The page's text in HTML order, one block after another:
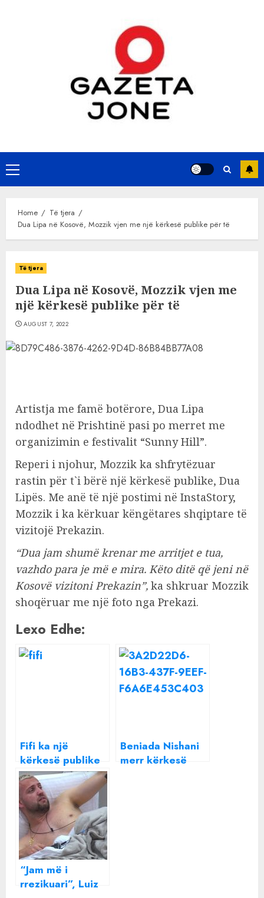
Primary
Menu
Home
Të tjera
Dua Lipa në Kosovë, Mozzik vjen me një kërkesë publike për të
Të tjera
Dua Lipa në Kosovë, Mozzik vjen me
një kërkesë publike për të
AUGUST 7, 2022
Artistja me famë botërore, Dua Lipa
ndodhet në Prishtinë pasi po merret me
organizimin e festivalit “Sunny Hill”.
Reperi i njohur, Mozzik ka shfrytëzuar
rastin për t`i bërë një kërkesë publike, Dua
Lipës. Me anë të një postimi në InstaStory,
Mozzik i ka kërkuar këngëtares shqiptare të
vizitojë Prekazin.
“Dua jam shumë krenar me arritjet e tua,
vazhdo para je më e mira. Këto ditë që jeni në
Kosovë vizitoni Prekazin”, ka shkruar Mozzik
shoqëruar me një foto nga Prekazi.
Lexo Edhe:
Fifi ka një
kërkesë publike
për presidentin
dhe kryeministrin
e Shqipërisë
Beniada Nishani
merr kërkesë
“Jam më i
rrezikuari”, Luiz